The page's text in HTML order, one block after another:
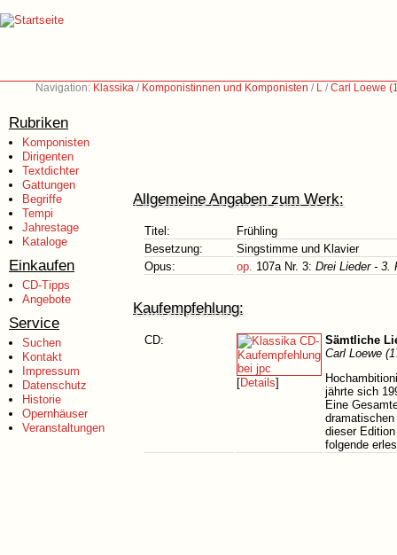
Navigation: Klassika / Komponistinnen und Komponisten / L /Carl Loewe
Rubriken
Komponisten
Dirigenten
Textdichter
Gattungen
Begriffe
Tempi
Jahrestage
Kataloge
Einkaufen
CD-Tipps
Angebote
Service
Suchen
Kontakt
Impressum
Datenschutz
Historie
Opernhäuser
Veranstaltungen
Allgemeine Angaben zum Werk:
Titel:
Frühling
Besetzung:
Singstimme und Klavier
Opus:
op. 107a Nr. 3: Drei Lieder - 3.
Kaufempfehlung:
CD:
[Details]
Sämtliche
Carl Loewe
jährte sich
Eine
dieser
folgende